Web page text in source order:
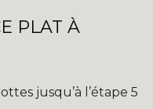
PLAT À
jusqu’à l’étape 5